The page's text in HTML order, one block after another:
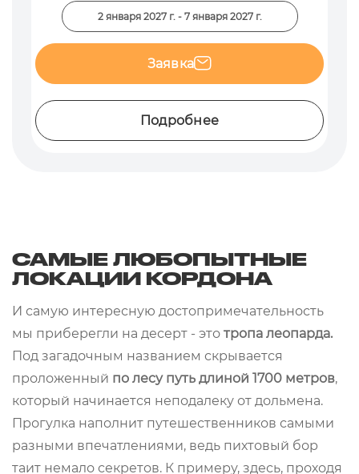
2 января 2027 г. - 7 января 2027 г.
Подробнее
Заявка
САМЫЕ ЛЮБОПЫТНЫЕ
ЛОКАЦИИ КОРДОНА
И самую интересную достопримечательность
мы приберегли на десерт - это тропа леопарда.
Под загадочным названием скрывается
проложенный по лесу путь длиной 1700 метров,
который начинается неподалеку от дольмена.
Прогулка наполнит путешественников самыми
разными впечатлениями, ведь пихтовый бор
таит немало секретов. К примеру, здесь, проходя